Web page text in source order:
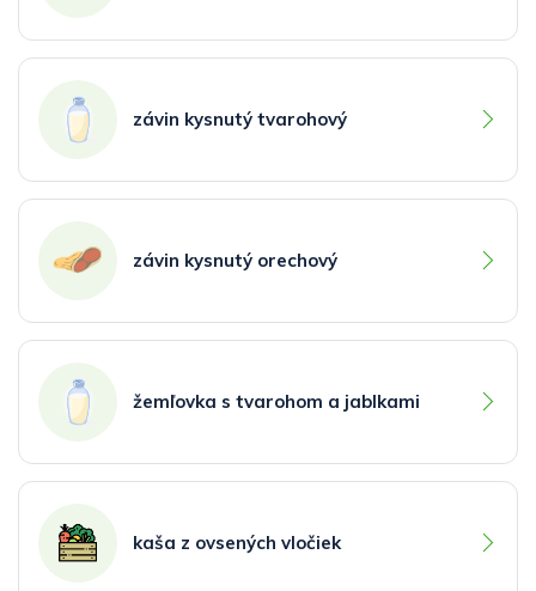
závin kysnutý tvarohový
závin kysnutý orechový
žemľovka s tvarohom a jablkami
kaša z ovsených vločiek